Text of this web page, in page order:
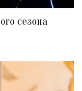
сезона